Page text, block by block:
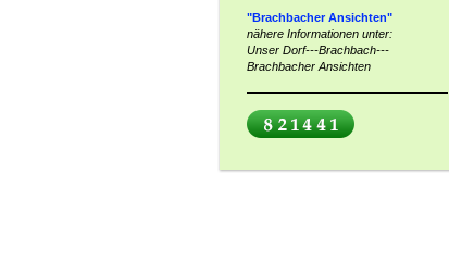
"Brachbacher Ansichten"
nähere Informationen unter:
Unser Dorf---Brachbach---
Brachbacher Ansichten